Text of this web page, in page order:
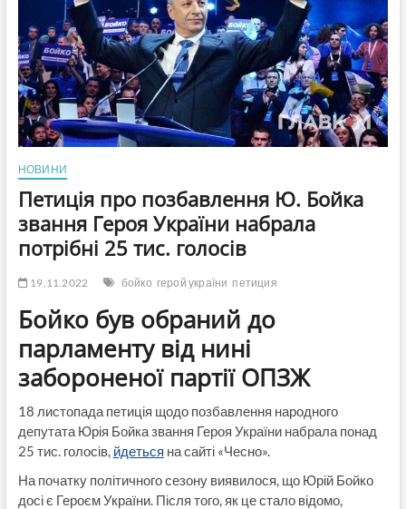
НОВИНИ
Петиція про позбавлення Ю. Бойка
звання Героя України набрала
потрібні 25 тис. голосів
19.11.2022 бойко герой україни петиция
Бойко був обраний до
парламенту від нині
забороненої партії ОПЗЖ
18 листопада петиція щодо позбавлення народного
депутата Юрія Бойка звання Героя України набрала понад
25 тис. голосів, йдеться на сайті «Чесно».
На початку політичного сезону виявилося, що Юрій Бойко
досі є Героєм України. Після того, як це стало відомо,